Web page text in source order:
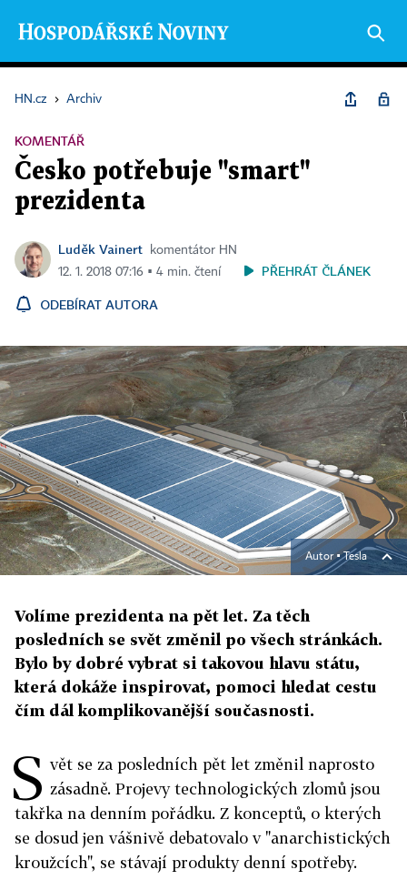
HN.cz › Archiv
KOMENTÁŘ
Česko potřebuje "smart"
prezidenta
Luděk Vainert
komentátor HN
12. 1. 2018 07:16 ▪ 4 min. čtení
PŘEHRÁT ČLÁNEK
ODEBÍRAT AUTORA
Autor ▪Tesla
Volíme prezidenta na pět let. Za těch
posledních se svět změnil po všech stránkách.
Bylo by dobré vybrat si takovou hlavu státu,
která dokáže inspirovat, pomoci hledat cestu
čím dál komplikovanější současnosti.
S vět se za posledních pět let změnil naprosto
zásadně. Projevy technologických zlomů jsou
takřka na denním pořádku. Z konceptů, o kterých
se dosud jen vášnivě debatovalo v "anarchistických
kroužcích", se stávají produkty denní spotřeby.